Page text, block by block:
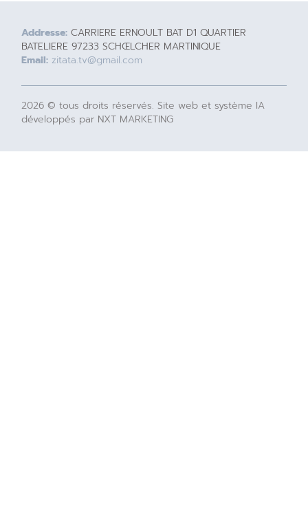
Addresse: CARRIERE ERNOULT BAT D1 QUARTIER
BATELIERE 97233 SCHŒLCHER MARTINIQUE
Email: zitata.tv@gmail.com
2026 © tous droits réservés. Site web et système IA
développés par NXT MARKETING